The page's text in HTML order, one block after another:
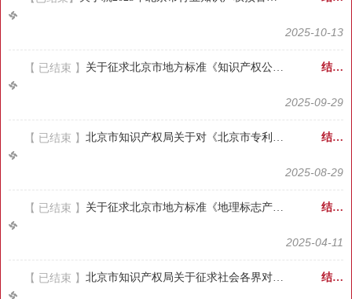
2025-10-13
【 已结束 】 关于征求北京市地方标准《知识产权公共服务规范》意见的通知 结果反馈
2025-09-29
【 已结束 】 北京市知识产权局关于对《北京市专利转化运用能力提升促进办法（征求意见稿）》公开征集意见的公告 结果反馈
2025-08-29
【 已结束 】 关于征求北京市地方标准《地理标志产品京白梨》意见的通知 结果反馈
2025-04-11
【 已结束 】 北京市知识产权局关于征求社会各界对本市“十五五”知识产权规划编制工作意见建议的公告 结果反馈